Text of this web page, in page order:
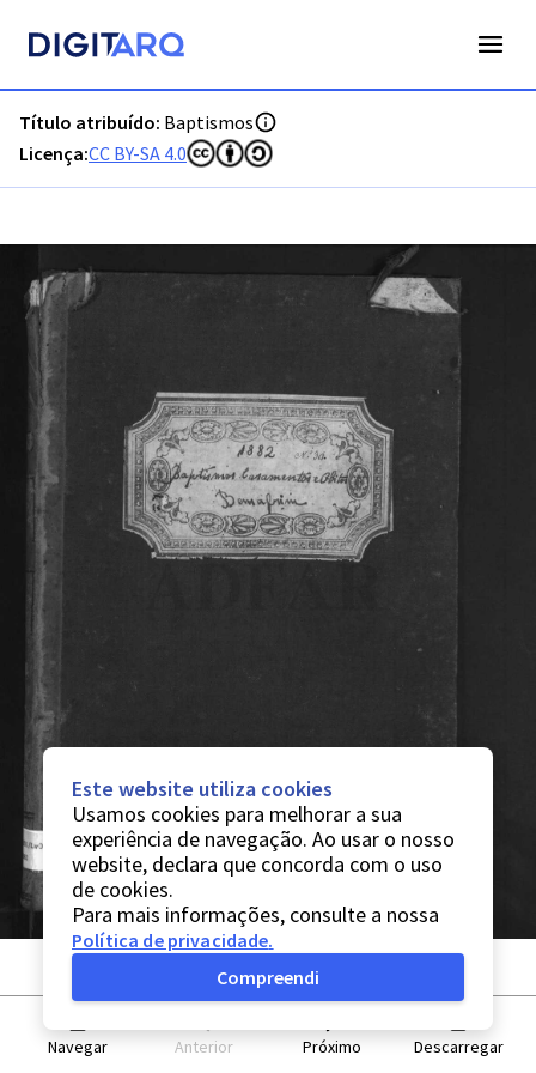
Título atribuído: Baptismos
Licença:CC BY-SA 4.0
Navegar Anterior Próximo Descarregar
Este website utiliza cookies
Usamos cookies para melhorar a sua
experiência de navegação. Ao usar o nosso
website, declara que concorda com o uso
de cookies.
Para mais informações, consulte a nossa
Política de privacidade.
Compreendi